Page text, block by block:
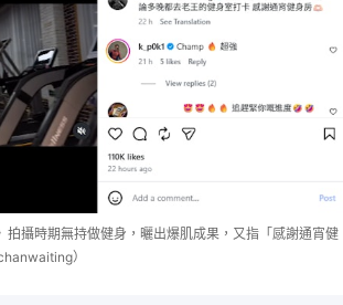
拍攝時期無持做健身，曬出爆肌成果，又指「感謝通宵健
）